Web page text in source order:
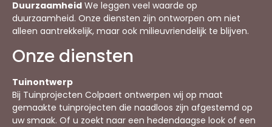
Duurzaamheid We leggen veel waarde op
duurzaamheid. Onze diensten zijn ontworpen om niet
alleen aantrekkelijk, maar ook milieuvriendelijk te blijven.
Onze diensten
Tuinontwerp
Bij Tuinprojecten Colpaert ontwerpen wij op maat
gemaakte tuinprojecten die naadloos zijn afgestemd op
uw smaak. Of u zoekt naar een hedendaagse look of een